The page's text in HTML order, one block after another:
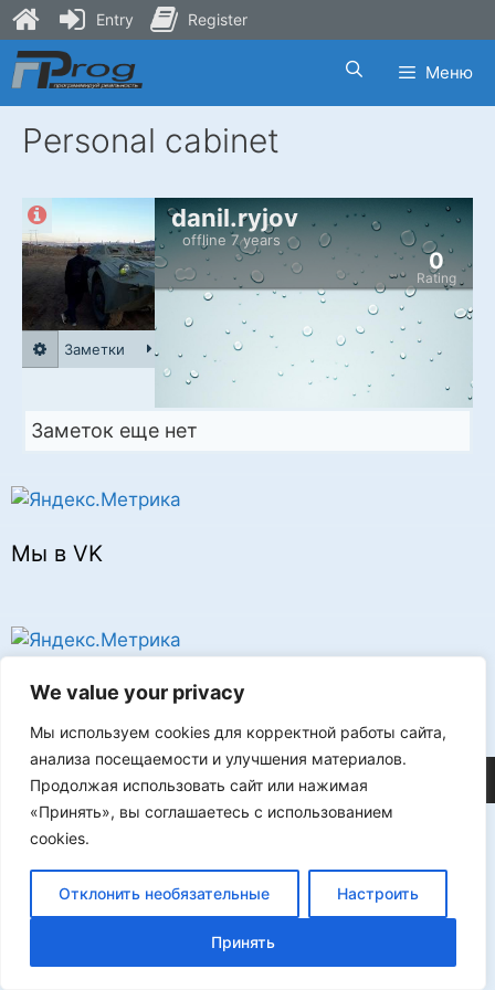
We value your privacy
Мы используем cookies для корректной работы сайта,
анализа посещаемости и улучшения материалов.
Продолжая использовать сайт или нажимая
«Принять», вы соглашаетесь с использованием
cookies.
Отклонить необязательные Настроить
Принять
Skip
to
content
Меню
Personal cabinet
danil.ryjov
offline 7 years
Rating
0
Заметки
Заметок еще нет
Мы в VK
Реклама
©2026 FLProg
Entry Register